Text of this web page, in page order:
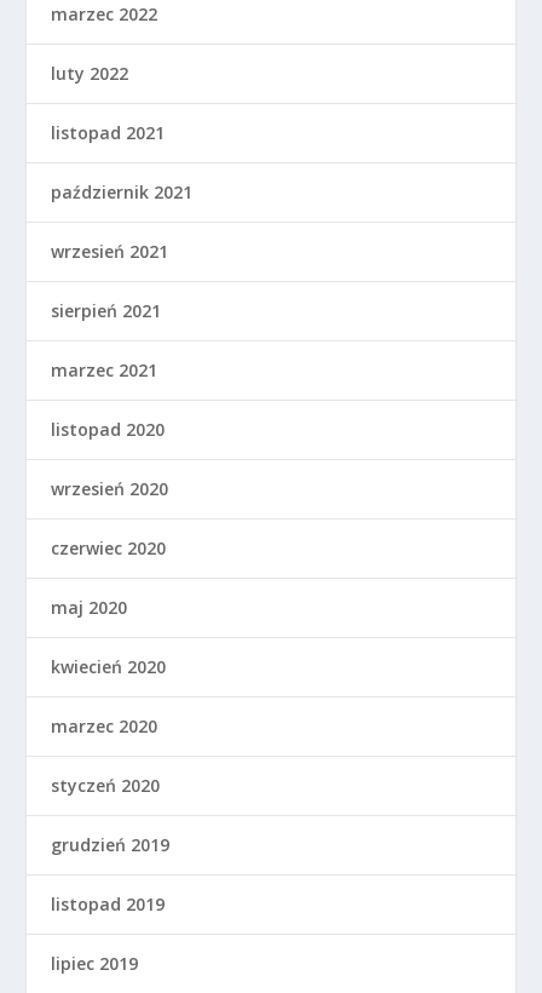
marzec 2022
luty 2022
listopad 2021
październik 2021
wrzesień 2021
sierpień 2021
marzec 2021
listopad 2020
wrzesień 2020
czerwiec 2020
maj 2020
kwiecień 2020
marzec 2020
styczeń 2020
grudzień 2019
listopad 2019
lipiec 2019